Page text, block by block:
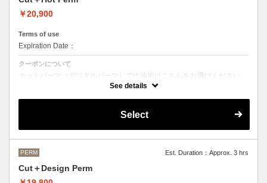
￥20,900
Terms of use
Expiration Date：
クーポンについて
ホットパーマ（デジタルパーマ）での施術はこちらをお選びください。
手数ですがお電話にてご確認くださいませ。
M ¥＋1100 L¥＋1650 LL¥＋2200
See details
Select
PERM Est. Duration：Approx. 3 hrs
Cut＋Design Perm